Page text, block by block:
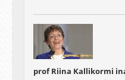
prof Riina Kallikormi